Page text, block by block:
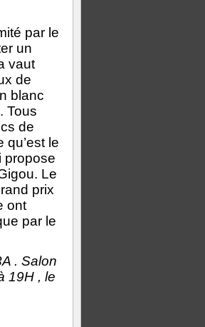
par le
un
vaut
de
blanc
Tous
de
qu’est le
propose
Le
prix
ont
par le
. Salon
19H , le